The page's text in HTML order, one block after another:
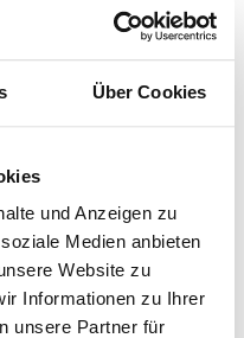
Über Cookies
und Anzeigen zu
Medien anbieten
Website zu
Informationen zu Ihrer
unsere Partner für